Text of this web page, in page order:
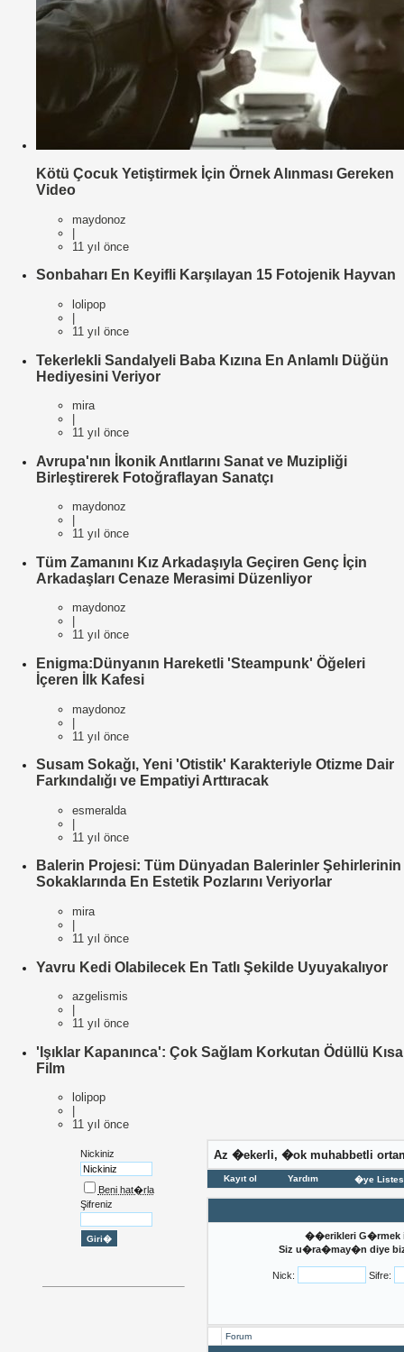
Kötü Çocuk Yetiştirmek İçin Örnek Alınması Gereken
Video
maydonoz
|
11 yıl önce
Sonbaharı En Keyifli Karşılayan 15 Fotojenik Hayvan
lolipop
11 yıl önce
Tekerlekli Sandalyeli Baba Kızına En Anlamlı Düğün
Hediyesini Veriyor
mira
11 yıl önce
Avrupa'nın İkonik Anıtlarını Sanat ve Muzipliği
Birleştirerek Fotoğraflayan Sanatçı
maydonoz
11 yıl önce
Tüm Zamanını Kız Arkadaşıyla Geçiren Genç İçin
Arkadaşları Cenaze Merasimi Düzenliyor
maydonoz
11 yıl önce
Enigma:Dünyanın Hareketli 'Steampunk' Öğeleri
İçeren İlk Kafesi
maydonoz
|
11 yıl önce
Susam Sokağı, Yeni 'Otistik' Karakteriyle Otizme Dair
Farkındalığı ve Empatiyi Arttıracak
esmeralda
11 yıl önce
Balerin Projesi: Tüm Dünyadan Balerinler Şehirlerinin
Sokaklarında En Estetik Pozlarını Veriyorlar
mira
11 yıl önce
Yavru Kedi Olabilecek En Tatlı Şekilde Uyuyakalıyor
azgelismis
11 yıl önce
'Işıklar Kapanınca': Çok Sağlam Korkutan Ödüllü Kısa
Film
lolipop
11 yıl önce
Nickiniz
Beni hat�rla
Şifreniz
Az �ekerli, �ok muhabbetli
Kayıt ol Yardım �ye
��erikleri G�rmek
Siz u�ra�may�n diye
Nick: Sifre:
Forum